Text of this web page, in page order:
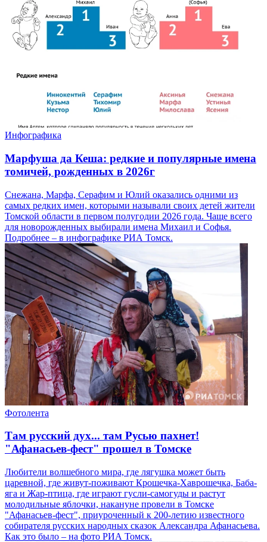
Инфографика
Марфуша да Кеша: редкие и популярные имена
томичей, рожденных в 2026г
Снежана, Марфа, Серафим и Юлий оказались одними из
самых редких имен, которыми называли своих детей жители
Томской области в первом полугодии 2026 года. Чаще всего
для новорожденных выбирали имена Михаил и Софья.
Подробнее – в инфографике РИА Томск.
Фотолента
Там русский дух... там Русью пахнет!
"Афанасьев-фест" прошел в Томске
Любители волшебного мира, где лягушка может быть
царевной, где живут-поживают Крошечка-Хаврошечка, Баба-
яга и Жар-птица, где играют гусли-самогуды и растут
молодильные яблочки, накануне провели в Томске
"Афанасьев-фест", приуроченный к 200-летию известного
собирателя русских народных сказок Александра Афанасьева.
Как это было – на фото РИА Томск.